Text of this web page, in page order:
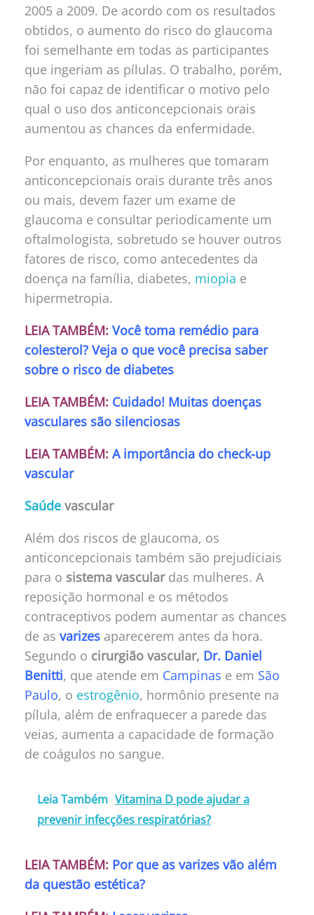
2005 a 2009. De acordo com os resultados
obtidos, o aumento do risco do glaucoma
foi semelhante em todas as participantes
que ingeriam as pílulas. O trabalho, porém,
não foi capaz de identificar o motivo pelo
qual o uso dos anticoncepcionais orais
aumentou as chances da enfermidade.
Por enquanto, as mulheres que tomaram
anticoncepcionais orais durante três anos
ou mais, devem fazer um exame de
glaucoma e consultar periodicamente um
oftalmologista, sobretudo se houver outros
fatores de risco, como antecedentes da
doença na família, diabetes, miopia e
hipermetropia.
LEIA TAMBÉM: Você toma remédio para
colesterol? Veja o que você precisa saber
sobre o risco de diabetes
LEIA TAMBÉM: Cuidado! Muitas doenças
vasculares são silenciosas
LEIA TAMBÉM: A importância do check-up
vascular
Saúde vascular
Além dos riscos de glaucoma, os
anticoncepcionais também são prejudiciais
para o sistema vasculardas mulheres. A
reposição hormonal e os métodos
contraceptivos podem aumentar as chances
de as varizes aparecerem antes da hora.
Segundo o cirurgião vascular, Dr. Daniel
Benitti, que atende em Campinas e em São
Paulo, o estrogênio, hormônio presente na
pílula, além de enfraquecer a parede das
veias, aumenta a capacidade de formação
de coágulos no sangue.
Leia Também Vitamina D pode ajudar a
prevenir infecções respiratórias?
LEIA TAMBÉM: Por que as varizes vão além
da questão estética?